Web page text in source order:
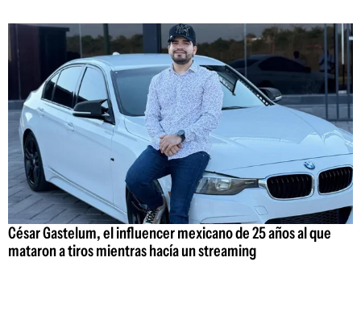
César Gastelum, el influencer mexicano de 25 años al que
mataron a tiros mientras hacía un streaming